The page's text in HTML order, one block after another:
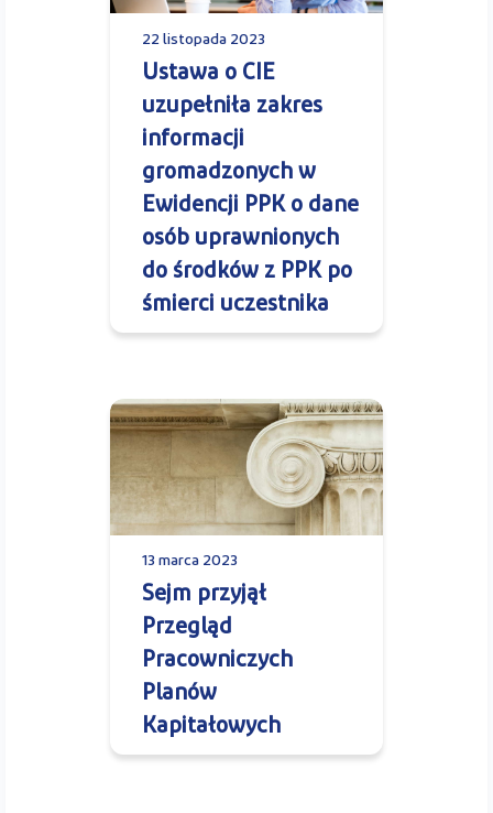
22 listopada 2023
Ustawa o CIE
uzupełniła zakres
informacji
gromadzonych w
Ewidencji PPK o dane
osób uprawnionych
do środków z PPK po
śmierci uczestnika
13 marca 2023
Sejm przyjął
Przegląd
Pracowniczych
Planów
Kapitałowych